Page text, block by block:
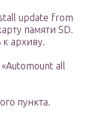
update from
памяти SD.
к архиву.
all
пункта.